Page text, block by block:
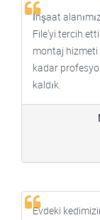
İnşaat
File'yi tercih
montaj hizmeti
kadar
kaldık.
Evdeki